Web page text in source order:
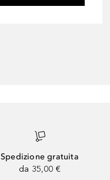
Spedizione gratuita
da 35,00 €